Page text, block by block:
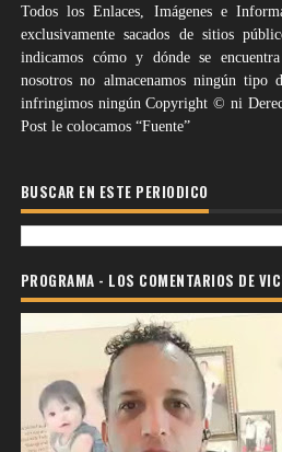
Todos los Enlaces, Imágenes e
exclusivamente sacados de sitios
indicamos cómo y dónde se
nosotros no almacenamos ningún
infringimos ningún Copyright © ni
Post le colocamos “Fuente”
BUSCAR EN ESTE PERIODICO
PROGRAMA - LOS COMENTARIOS DE